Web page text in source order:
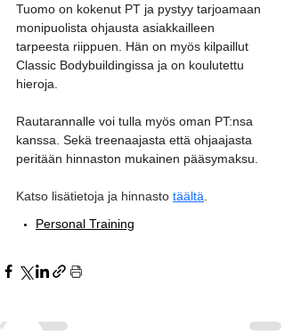
Tuomo on kokenut PT ja pystyy tarjoamaan
monipuolista ohjausta asiakkailleen
tarpeesta riippuen. Hän on myös kilpaillut
Classic Bodybuildingissa ja on koulutettu
hieroja.
Rautarannalle voi tulla myös oman PT:nsa
kanssa. Sekä treenaajasta että ohjaajasta
peritään hinnaston mukainen pääsymaksu.
Katso lisätietoja ja hinnasto täältä
Personal Training